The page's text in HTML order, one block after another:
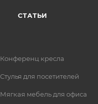
СТАТЬИ
Конференц кресла
Стулья для посетителей
Мягкая мебель для офиса